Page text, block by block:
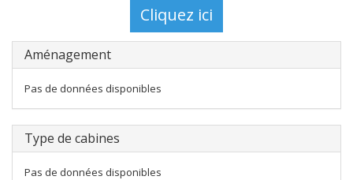
Aménagement
Pas de données disponibles
Type de cabines
Pas de données disponibles